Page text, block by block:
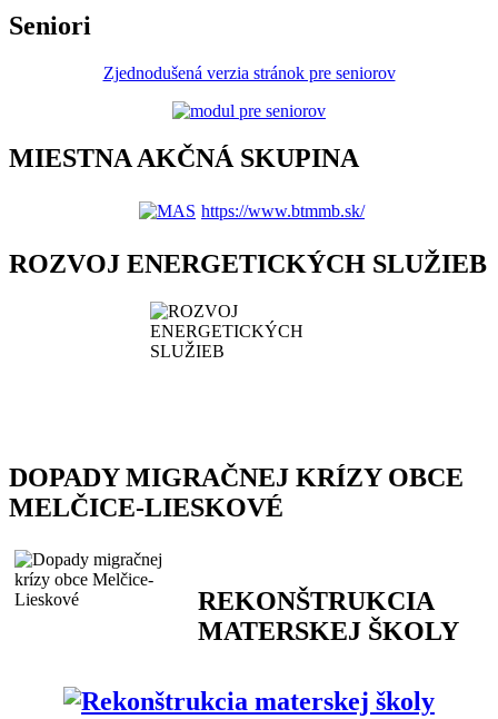
Seniori
Zjednodušená verzia stránok pre seniorov
MIESTNA AKČNÁ SKUPINA
https://www.btmmb.sk/
ROZVOJ ENERGETICKÝCH SLUŽIEB
DOPADY MIGRAČNEJ KRÍZY OBCE
MELČICE-LIESKOVÉ
REKONŠTRUKCIA
MATERSKEJ ŠKOLY